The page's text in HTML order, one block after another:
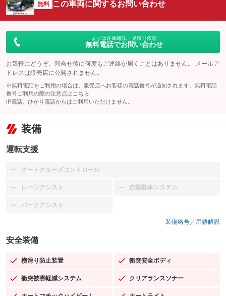
無料 この車両に関するお問い合わせ
まずは在庫確認・見積り依頼
無料電話でお問い合わせ
お気軽にどうぞ。問合せ後に何度もご連絡が届くことはありません。 メールア
ドレスは販売店に公開されません。
※無料電話をご利用の場合は、販売店へお客様の電話番号が通知されます。無料電話
番号ご利用の際の注意点は こちら
IP電話、ひかり電話からはご利用いただけません。
装備
運転支援
オートクルーズコントロール
：装備なし
レーンアシスト
：装備なし 自動駐車システム
：装備なし
パークアシスト
：装備なし
装備略号／用語解説
安全装備
横滑り防止装置
：装備あり 衝突安全ボディ
：装備あり
衝突被害軽減システム
：装備あり クリアランスソナー
：装備あり